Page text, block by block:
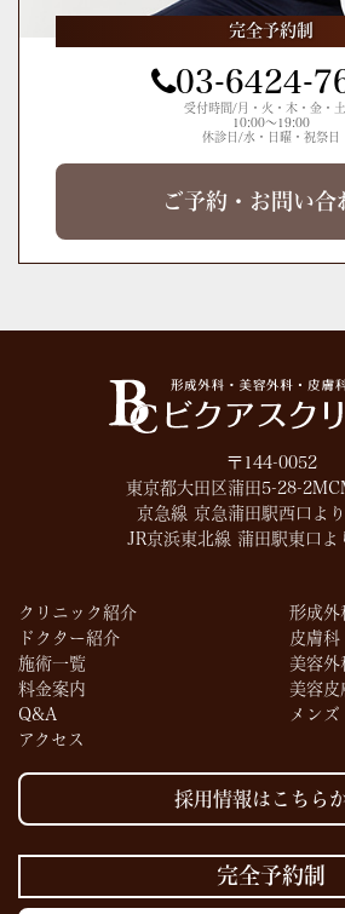
完全予約制
03-6424-
受付時間/月・火・木・金・
10:00～19:00
休診日/水・日曜・祝祭日
ご予約・お問い合
ビクアスクリ
〒144-0052
東京都大田区蒲田5-28-
京急線 京急蒲田駅西口よ
JR京浜東北線 蒲田駅東口よ
クリニック紹介
ドクター紹介
施術一覧
料金案内
Q&A
アクセス
形成外
皮膚科
美容外
美容皮
メンズ
採用情報はこちら
完全予約制